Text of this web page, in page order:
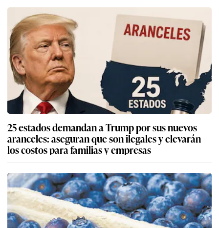
25 estados demandan a Trump por sus nuevos
aranceles: aseguran que son ilegales y elevarán
los costos para familias y empresas